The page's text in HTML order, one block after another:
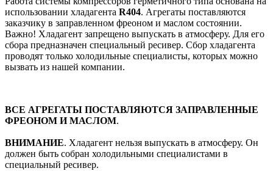
использовании хладагента R404. Агрегаты поставляются
заказчику в заправленном фреоном и маслом состоянии.
Важно! Хладагент запрещено выпускать в атмосферу. Для его
сбора предназначен специальный ресивер. Сбор хладагента
проводят только холодильные специалисты, которых можно
вызвать из нашей компании.
ВСЕ АГРЕГАТЫ ПОСТАВЛЯЮТСЯ ЗАПРАВЛЕННЫЕ
ФРЕОНОМ И МАСЛОМ.
ВНИМАНИЕ. Хладагент нельзя выпускать в атмосферу. Он
должен быть собран холодильными специалистами в
специальный ресивер.